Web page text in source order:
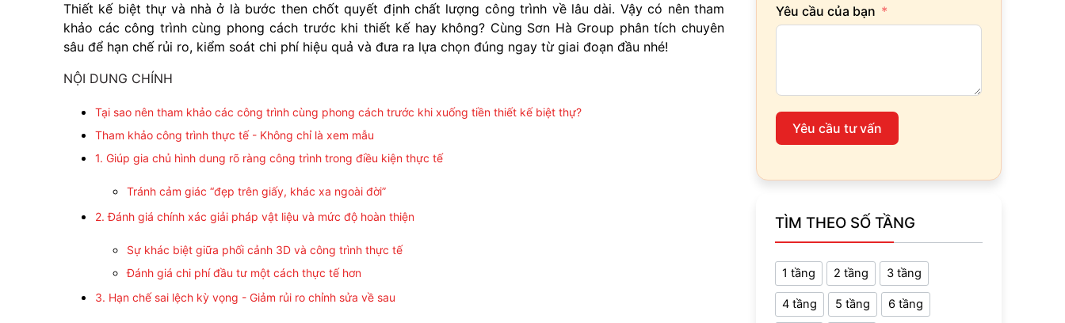
Thiết kế biệt thự và nhà ở là bước then chốt quyết định chất lượng công trình về lâu dài. Vậy có nên tham
khảo các công trình cùng phong cách trước khi thiết kế hay không? Cùng Sơn Hà Group phân tích chuyên
sâu để hạn chế rủi ro, kiểm soát chi phí hiệu quả và đưa ra lựa chọn đúng ngay từ giai đoạn đầu nhé!
NỘI DUNG CHÍNH
Tại sao nên tham khảo các công trình cùng phong cách trước khi xuống tiền thiết kế biệt thự?
Tham khảo công trình thực tế - Không chỉ là xem mẫu
1. Giúp gia chủ hình dung rõ ràng công trình trong điều kiện thực tế
Tránh cảm giác “đẹp trên giấy, khác xa ngoài đời”
2. Đánh giá chính xác giải pháp vật liệu và mức độ hoàn thiện
Sự khác biệt giữa phối cảnh 3D và công trình thực tế
Đánh giá chi phí đầu tư một cách thực tế hơn
3. Hạn chế sai lệch kỳ vọng - Giảm rủi ro chỉnh sửa về sau
Yêu cầu của bạn
Yêu cầu tư vấn
TÌM THEO SỐ TẦNG
1 tầng 2 tầng 3 tầng
4 tầng 5 tầng 6 tầng